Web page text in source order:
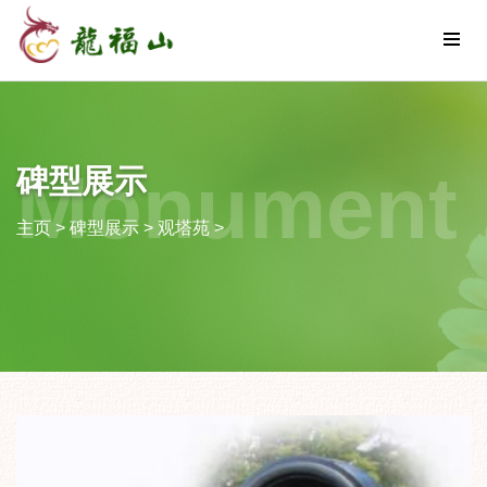
Monument
碑型展示
主页> 碑型展示 > 观塔苑>